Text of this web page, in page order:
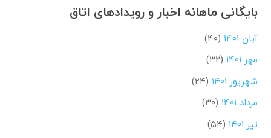
بایگانی ماهانه اخبار و رویدادهای اتاق
آبان ۱۴۰۱
(۴۰)
مهر ۱۴۰۱
(۳۲)
شهریور ۱۴۰۱
(۲۴)
مرداد ۱۴۰۱
(۳۰)
تیر ۱۴۰۱
(۵۴)